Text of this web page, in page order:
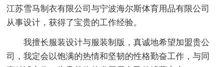
江苏雪马制衣有限公司与宁波海尔斯体育用品有限公司
从事设计，获得了宝贵的工作经验。
我擅长服装设计与服装制版，真诚地希望加盟贵公
司，我定会以饱满的热情和坚韧的性格勤奋工作，与同